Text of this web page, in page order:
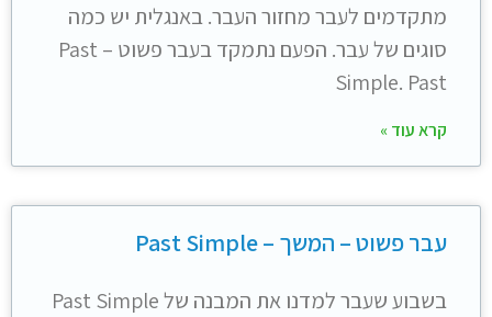
מתקדמים לעבר מחזור העבר. באנגלית יש כמה
סוגים של עבר. הפעם נתמקד בעבר פשוט – Past
Simple. Past
קרא עוד »
עבר פשוט – המשך – Past Simple
בשבוע שעבר למדנו את המבנה של Past Simple